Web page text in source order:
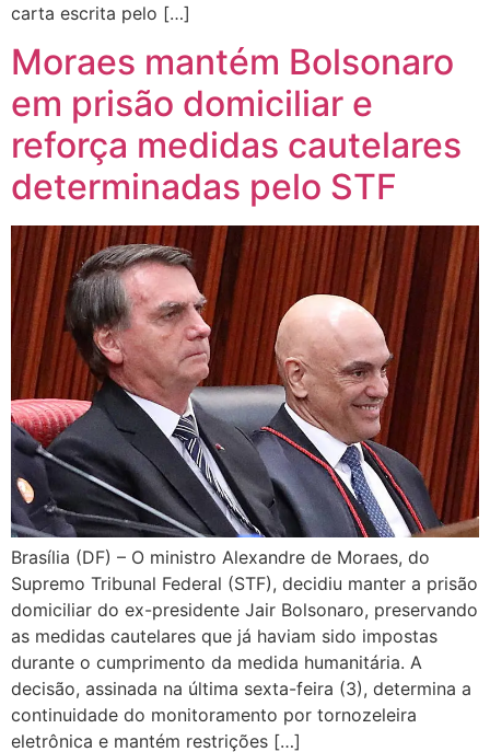
carta escrita pelo […]
Moraes mantém Bolsonaro
em prisão domiciliar e
reforça medidas cautelares
determinadas pelo STF
Brasília (DF) – O ministro Alexandre de Moraes, do
Supremo Tribunal Federal (STF), decidiu manter a prisão
domiciliar do ex-presidente Jair Bolsonaro, preservando
as medidas cautelares que já haviam sido impostas
durante o cumprimento da medida humanitária. A
decisão, assinada na última sexta-feira (3), determina a
continuidade do monitoramento por tornozeleira
eletrônica e mantém restrições […]